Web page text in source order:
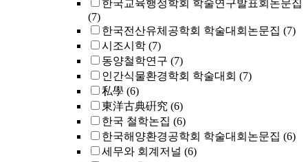
한국교육행정학회 학술연구발표회논문집
(7)
한국전산유체공학회 학술대회논문집 (7)
시조시학 (7)
동양철학연구 (7)
인간식물환경학회 학술대회 (7)
私學 (6)
東洋古典硏究 (6)
한국 철학논집 (6)
한국해양환경공학회 학술대회논문집 (6)
세무와 회계저널 (6)